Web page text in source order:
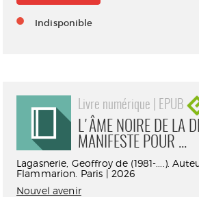
Indisponible
Livre numérique | EPUB
L'ÂME NOIRE DE LA
MANIFESTE POUR ...
Lagasnerie, Geoffroy de (1981-....).
Flammarion. Paris | 2026
Nouvel avenir